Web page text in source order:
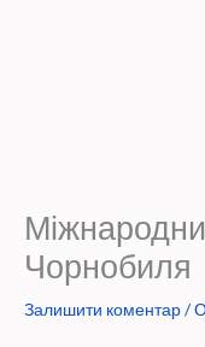
Чорнобиля
Залишити коментар/